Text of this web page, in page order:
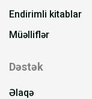
Endirimli kitablar
Müəlliflər
Dəstək
Əlaqə